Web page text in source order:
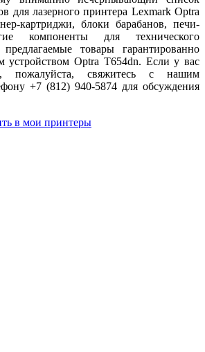
для лазерного принтера Lexmark Optra
картриджи, блоки барабанов, печи-
компоненты для технического
товары гарантированно
устройством Optra T654dn. Если у вас
пожалуйста, свяжитесь с нашим
+7 (812) 940-5874 для обсуждения
в мои принтеры